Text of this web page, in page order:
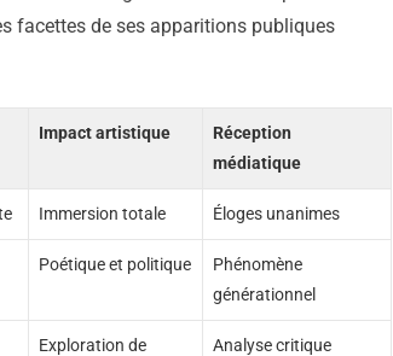
facettes de ses apparitions publiques
Impact artistique
Réception
médiatique
Immersion totale Éloges unanimes
Poétique et politique
Phénomène
générationnel
Exploration de
Analyse critique